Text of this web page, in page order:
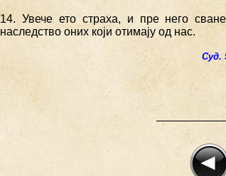
14. Увече ето страха, и пре него
наследство оних који отимају од нас.
Суд.